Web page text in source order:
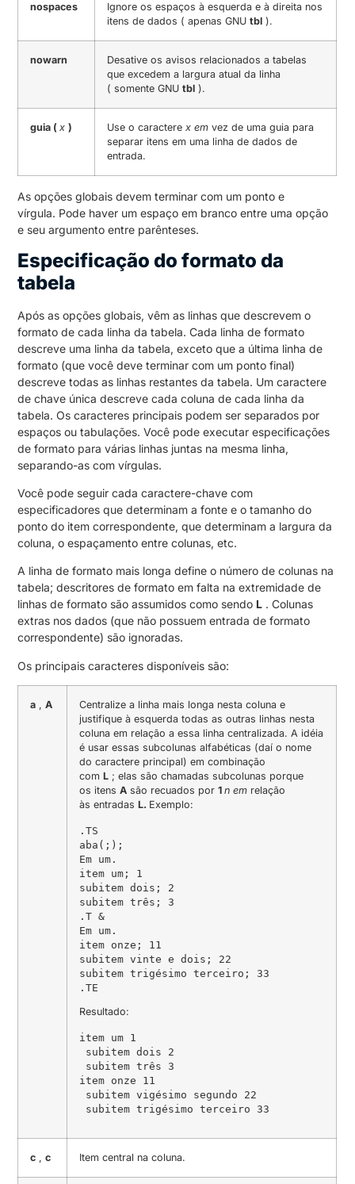
nospaces
Ignore os espaços à esquerda e à direita nos
itens de dados ( apenas GNUtbl ).
nowarn
Desative os avisos relacionados a tabelas
que excedem a largura atual da linha
( somente GNUtbl ).
guia (x) Use o caracterex em vez de uma guia para
separar itens em uma linha de dados de
entrada.
As opções globais devem terminar com um ponto e
vírgula. Pode haver um espaço em branco entre uma opção
e seu argumento entre parênteses.
Especificação do formato da
tabela
Após as opções globais, vêm as linhas que descrevem o
formato de cada linha da tabela. Cada linha de formato
descreve uma linha da tabela, exceto que a última linha de
formato (que você deve terminar com um ponto final)
descreve todas as linhas restantes da tabela. Um caractere
de chave única descreve cada coluna de cada linha da
tabela. Os caracteres principais podem ser separados por
espaços ou tabulações. Você pode executar especificações
de formato para várias linhas juntas na mesma linha,
separando-as com vírgulas.
Você pode seguir cada caractere-chave com
especificadores que determinam a fonte e o tamanho do
ponto do item correspondente, que determinam a largura da
coluna, o espaçamento entre colunas, etc.
A linha de formato mais longa define o número de colunas na
tabela; descritores de formato em falta na extremidade de
linhas de formato são assumidos como sendo L . Colunas
extras nos dados (que não possuem entrada de formato
correspondente) são ignoradas.
Os principais caracteres disponíveis são:
a ,A
Centralize a linha mais longa nesta coluna e
justifique à esquerda todas as outras linhas nesta
coluna em relação a essa linha centralizada. A idéia
é usar essas subcolunas alfabéticas (daí o nome
do caractere principal) em combinação
comL ; elas são chamadas subcolunas porque
os itensA são recuados por1n em relação
às entradasL. Exemplo:
.TS
aba(;);
Em um.
item um; 1
subitem dois; 2
subitem três; 3
.T &
Em um.
item onze; 11
subitem vinte e dois; 22
subitem trigésimo terceiro; 33
.TE
Resultado:
item um 1
item onze 11
subitem trigésimo terceiro 33
c ,c Item central na coluna.